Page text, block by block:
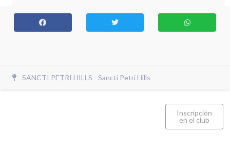
SANCTI PETRI HILLS - Sancti Petri Hills
Inscripción
en el club